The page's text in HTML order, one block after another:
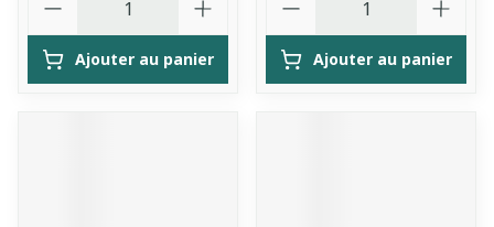
Ajouter au panier Ajouter au panier